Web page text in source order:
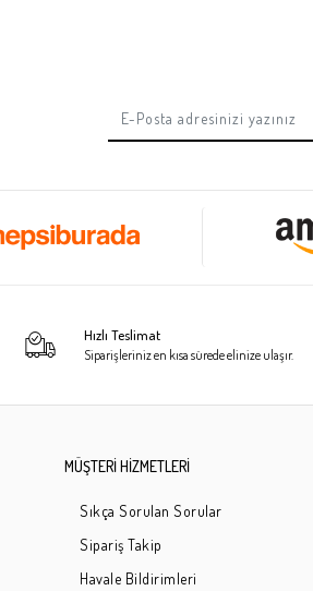
Hızlı Teslimat
Siparişleriniz en kısa sürede elinize ulaşır.
MÜŞTERİ HİZMETLERİ
Sıkça Sorulan Sorular
Sipariş Takip
Havale Bildirimleri